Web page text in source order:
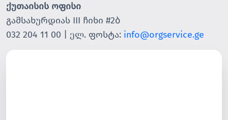
ქუთაისის ოფისი
გამსახურდიას III ჩიხი #2ბ
032 204 11 00 | ელ. ფოსტა: info@orgservice.ge